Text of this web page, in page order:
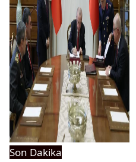
Son Dakika